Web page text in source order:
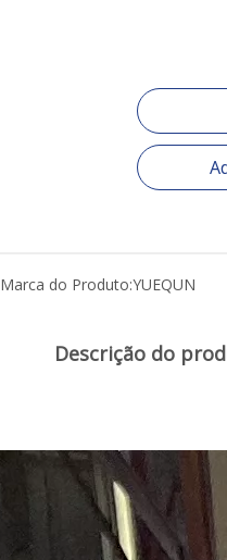
Marca do Produto:YUEQUN
Descrição do